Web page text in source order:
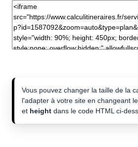
Vous pouvez changer la taille de la
l'adapter à votre site en changeant
et height dans le code HTML ci-